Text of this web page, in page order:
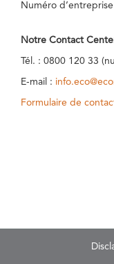
Numéro
Notre Contact
Tél. : 0800 120 33
E-mail :
Formulaire de